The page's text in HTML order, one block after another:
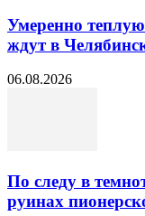
Умеренно
ждут в
06.08.2026
По следу в
руинах